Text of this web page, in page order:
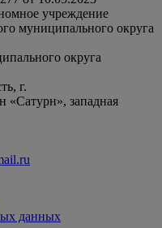
учреждение
муниципального округа
округа
г.
«Сатурн», западная
данных